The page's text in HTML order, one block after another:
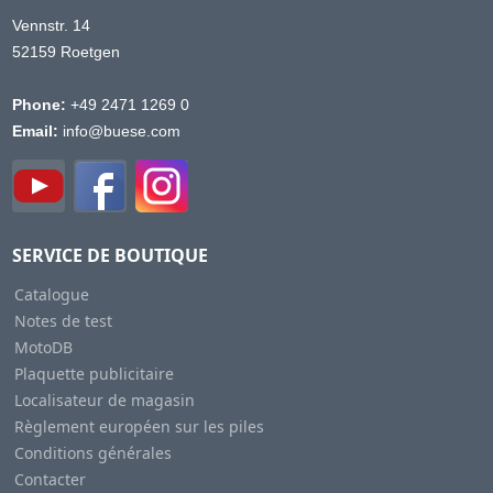
Vennstr. 14
52159 Roetgen
Phone: +49 2471 1269 0
Email: info@buese.com
SERVICE DE BOUTIQUE
Catalogue
Notes de test
MotoDB
Plaquette publicitaire
Localisateur de magasin
Règlement européen sur les piles
Conditions générales
Contacter